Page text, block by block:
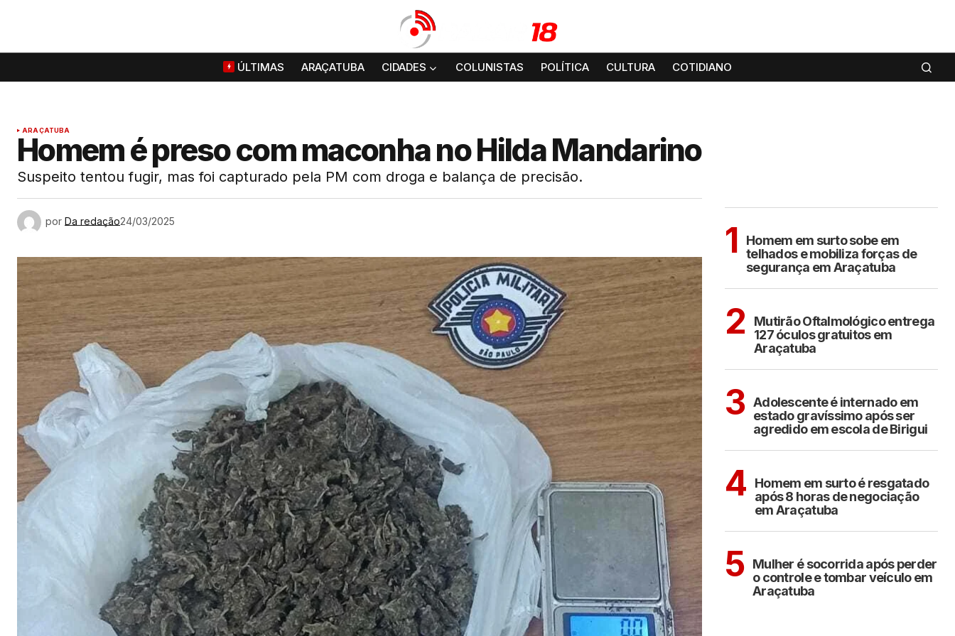
ÚLTIMAS ARAÇATUBA CIDADES COLUNISTAS POLÍTICA CULTURA COTIDIANO
ARAÇATUBA
Homem é preso com maconha no Hilda Mandarino
Suspeito tentou fugir, mas foi capturado pela PM com droga e balança de precisão.
por Da redação24/03/2025 1
Homem em surto sobe em
telhados e mobiliza forças de
segurança em Araçatuba
2
Mutirão Oftalmológico entrega
127 óculos gratuitos em
Araçatuba
3 Adolescente é internado em
estado gravíssimo após ser
agredido em escola de Birigui
4
Homem em surto é resgatado
após 8 horas de negociação
em Araçatuba
5 Mulher é socorrida após perder
o controle e tombar veículo em
Araçatuba